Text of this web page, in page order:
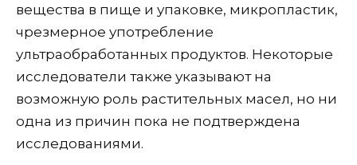
вещества в пище и упаковке, микропластик,
чрезмерное употребление
ультраобработанных продуктов. Некоторые
исследователи также указывают на
возможную роль растительных масел, но ни
одна из причин пока не подтверждена
исследованиями.